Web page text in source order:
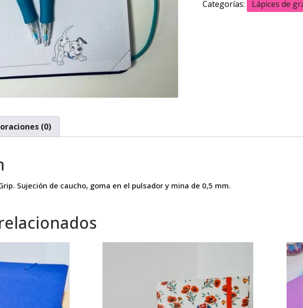
Categorías:
Lápices de
(0)
Sujeción de caucho, goma en el pulsador y mina de 0,5 mm.